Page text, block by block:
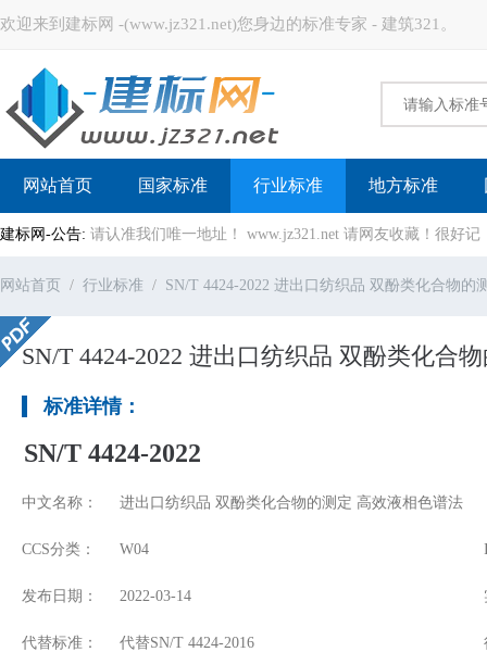
欢迎来到建标网 -(www.jz321.net)您身边的标准专家 - 建筑321。
网站首页 国家标准 行业标准 地方标准
建标网-公告: 请认准我们唯一地址！ www.jz321.net 请网友收藏！很好
网站首页 行业标准 SN/T 4424-2022 进出口纺织品 双酚类化合物的
SN/T 4424-2022 进出口纺织品 双酚类化合
标准详情：
SN/T 4424-2022
中文名称： 进出口纺织品 双酚类化合物的测定 高效液相色谱法
CCS分类： W04
发布日期： 2022-03-14
代替标准： 代替SN/T 4424-2016